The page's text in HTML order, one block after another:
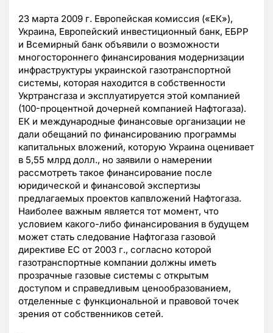
23 марта 2009 г. Европейская комиссия («ЕК»),
Украина, Европейский инвестиционный банк, ЕБРР
и Всемирный банк объявили о возможности
многостороннего финансирования модернизации
инфраструктуры украинской газотранспортной
системы, которая находится в собственности
Укртрансгаза и эксплуатируется этой компанией
(100-процентной дочерней компанией Нафтогаза).
ЕК и международные финансовые организации не
дали обещаний по финансированию программы
капитальных вложений, которую Украина оценивает
в 5,55 млрд долл., но заявили о намерении
рассмотреть такое финансирование после
юридической и финансовой экспертизы
предлагаемых проектов капвложений Нафтогаза.
Наиболее важным является тот момент, что
условием какого-либо финансирования в будущем
может стать следование Нафтогаза газовой
директиве ЕС от 2003 г., согласно которой
газотранспортные компании должны иметь
прозрачные газовые системы с открытым
доступом и справедливым ценообразованием,
отделенные с функциональной и правовой точек
зрения от собственников сетей.